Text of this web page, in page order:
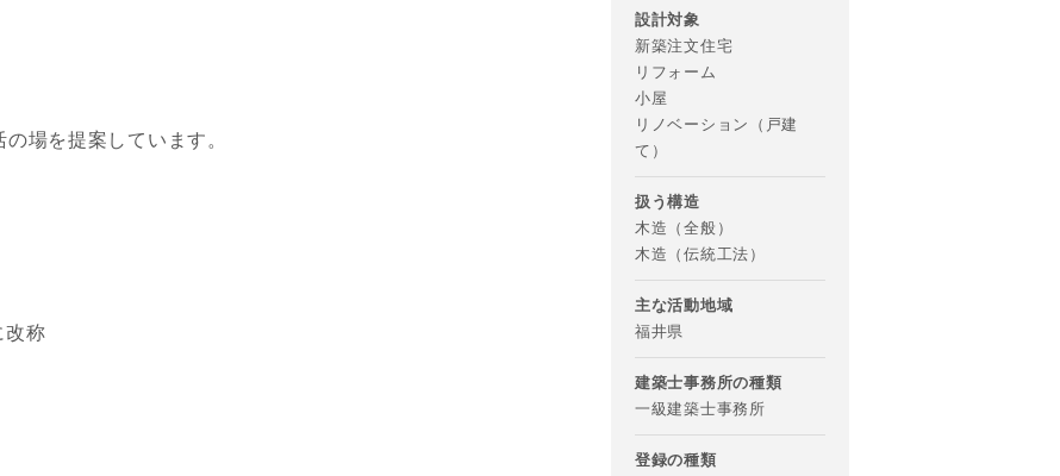
場を提案しています。
改称
設計対象
新築注文住宅
リフォーム
小屋
リノベーション（戸建
て）
扱う構造
木造（全般）
木造（伝統工法）
主な活動地域
福井県
建築士事務所の種類
一級建築士事務所
登録の種類
郵便番号